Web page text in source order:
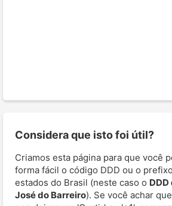
Considera que isto foi útil?
Criamos esta página para que você
forma fácil o código DDD ou o
estados do Brasil (neste caso o
José do Barreiro). Se você achar